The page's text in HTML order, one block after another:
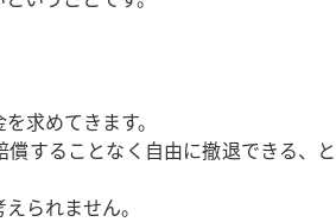
求めてきます。
することなく自由に撤退できる、
られません。